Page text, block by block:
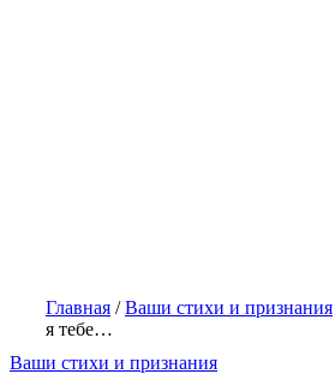
Главная /Ваши стихи и признания
я тебе…
Ваши стихи и признания